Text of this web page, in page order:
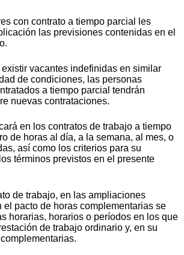
con contrato a tiempo parcial les
las previsiones contenidas en el
vacantes indefinidas en similar
de condiciones, las personas
a tiempo parcial tendrán
nuevas contrataciones.
en los contratos de trabajo a tiempo
de horas al día, a la semana, al mes, o
así como los criterios para su
términos previstos en el presente
de trabajo, en las ampliaciones
el pacto de horas complementarias se
horarias, horarios o períodos en los que
de trabajo ordinario y, en su